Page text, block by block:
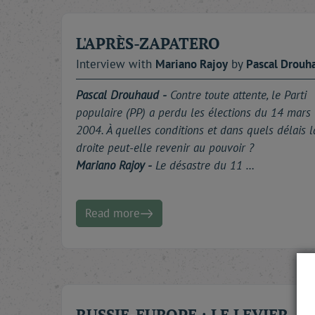
L'APRÈS-ZAPATERO
Interview with Mariano Rajoy by Pascal
Pascal Drouhaud - Contre toute attente, le Parti
populaire (PP) a perdu les élections du 14 mars
2004. À quelles conditions et dans quels délais
droite peut-elle revenir au pouvoir ?
Mariano Rajoy - Le désastre du 11 …
Read more